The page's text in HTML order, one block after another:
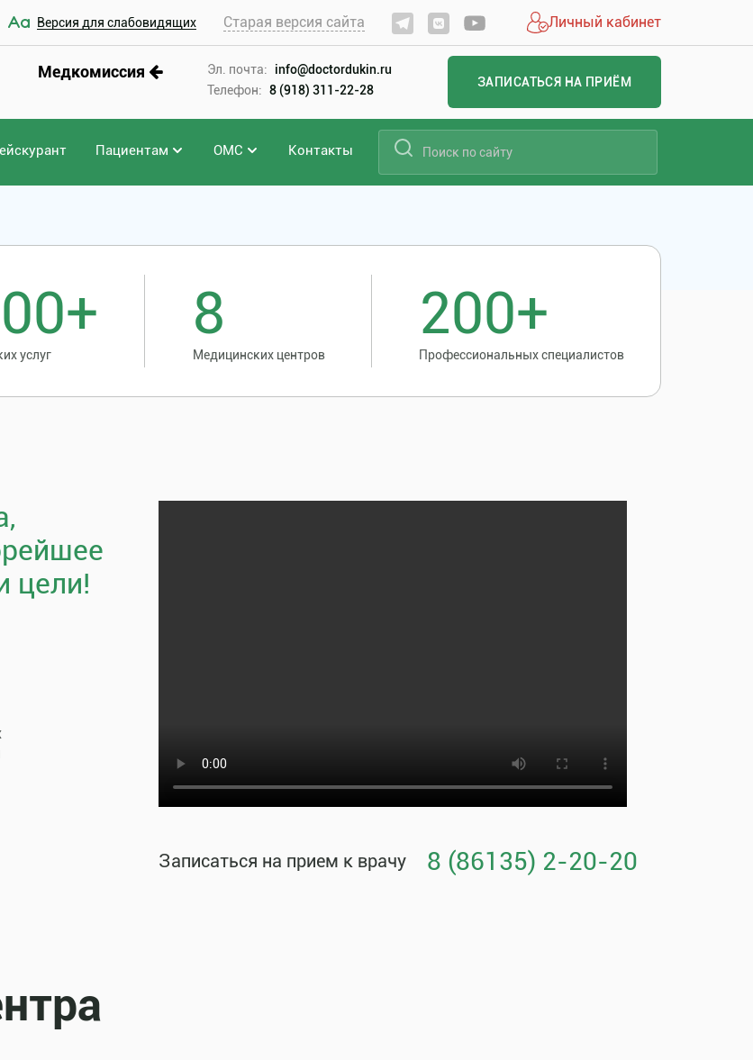
Версия для слабовидящих Старая версия сайта Личный кабинет
Медкомиссия Эл. почта:
info@doctordukin.ru
Телефон: 8 (918) 311-22-28
ЗАПИСАТЬСЯ НА ПРИЁМ
Пациентам ОМС Контакты
услуг
8
Медицинских центров
200+
Профессиональных специалистов
цели!
Записаться на прием к врачу 8 (86135) 2-20-20